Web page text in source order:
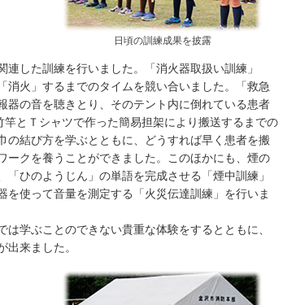
日頃の訓練成果を披露
した訓練を行いました。「消火器取扱い訓練」
火」するまでのタイムを競い合いました。「救急
器の音を聴きとり、そのテント内に倒れている患者
とＴシャツで作った簡易担架により搬送するまでの
の結び方を学ぶとともに、どうすれば早く患者を搬
ークを養うことができました。このほかにも、煙の
ひのようじん」の単語を完成させる「煙中訓練」
使って音量を測定する「火災伝達訓練」を行いま
学ぶことのできない貴重な体験をするとともに、
来ました。